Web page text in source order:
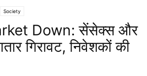
Society
Down: सेंसेक्स और
गिरावट, निवेशकों की